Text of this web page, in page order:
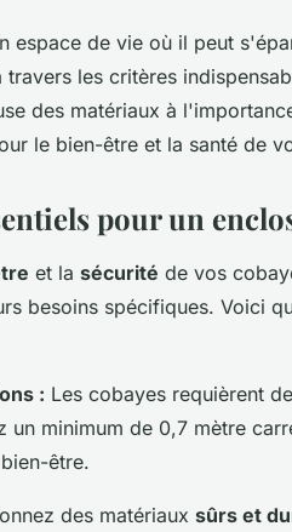
espace de vie où il peut
les critères
des matériaux à
le bien-être et la santé de
pour un
et la sécurité de vos
besoins spécifiques. Voici
: Les cobayes requièrent
un minimum de 0,7 mètre
être.
des matériaux sûrs et